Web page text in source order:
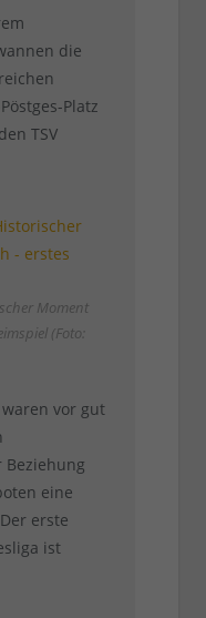
die
Platz
TSV
Moment
(Foto:
vor gut
eine
erste
ist